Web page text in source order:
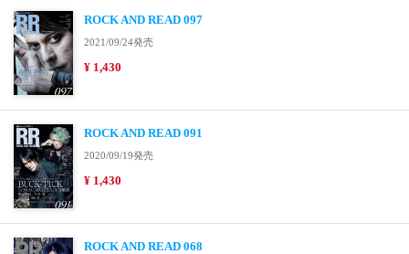
ROCK AND READ 097
2021/09/24発売
¥ 1,430
ROCK AND READ 091
2020/09/19発売
¥ 1,430
ROCK AND READ 068